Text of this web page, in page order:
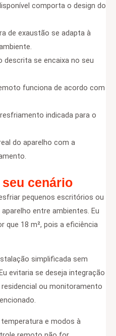
comporta o design do
de exaustão se adapta à
descrita se encaixa no seu
funciona de acordo com
indicada para o
do aparelho com a
cenário
pequenos escritórios ou
entre ambientes. Eu
que 18 m², pois a eficiência
simplificada sem
evitaria se deseja integração
ou monitoramento
e modos à